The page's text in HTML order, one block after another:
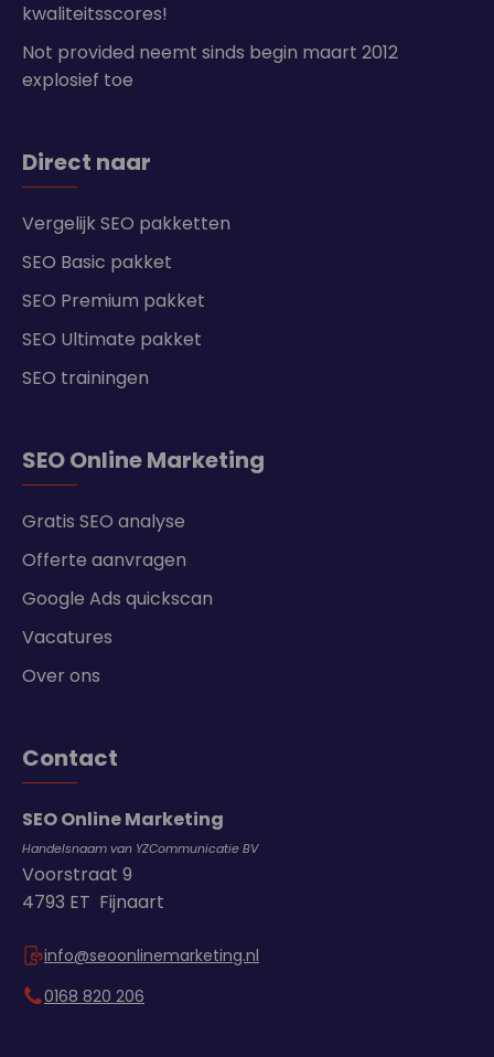
kwaliteitsscores!
Not provided neemt sinds begin maart 2012
explosief toe
Direct naar
Vergelijk SEO pakketten
SEO Basic pakket
SEO Premium pakket
SEO Ultimate pakket
SEO trainingen
SEO Online Marketing
Gratis SEO analyse
Offerte aanvragen
Google Ads quickscan
Vacatures
Over ons
Contact
SEO Online Marketing
Handelsnaam van YZCommunicatie BV
Voorstraat 9
4793 ET Fijnaart
info@seoonlinemarketing.nl
0168 820 206